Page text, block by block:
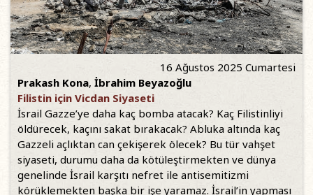
16 Ağustos 2025 Cumartesi
Prakash Kona, İbrahim Beyazoğlu
Filistin için Vicdan Siyaseti
İsrail Gazze’ye daha kaç bomba atacak? Kaç Filistinliyi
öldürecek, kaçını sakat bırakacak? Abluka altında kaç
Gazzeli açlıktan can çekişerek ölecek? Bu tür vahşet
siyaseti, durumu daha da kötüleştirmekten ve dünya
genelinde İsrail karşıtı nefret ile antisemitizmi
körüklemekten başka bir işe yaramaz. İsrail’in yapması